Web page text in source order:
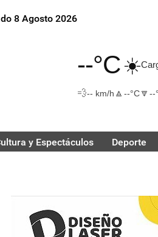
8 Agosto 2026
--°C☀️
💨-- km/h 🔼 --°C🔽 --
y Espectáculos Deporte